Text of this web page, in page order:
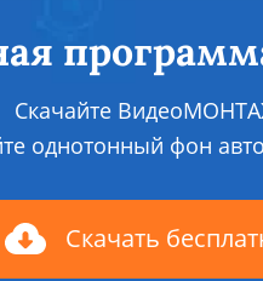
Скачайте
однотонный фон
Скачать